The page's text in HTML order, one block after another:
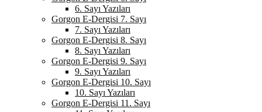
6. Sayı Yazıları
Gorgon E-Dergisi 7. Sayı
7. Sayı Yazıları
Gorgon E-Dergisi 8. Sayı
8. Sayı Yazıları
Gorgon E-Dergisi 9. Sayı
9. Sayı Yazıları
Gorgon E-Dergisi 10. Sayı
10. Sayı Yazıları
Gorgon E-Dergisi 11. Sayı